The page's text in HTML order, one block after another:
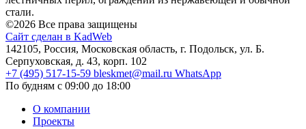
стали.
©2026 Все права защищены
Сайт сделан в KadWeb
142105, Россия, Московская область, г. Подольск, ул. Б.
Серпуховская, д. 43, корп. 102
+7 (495) 517-15-59 bleskmet@mail.ru WhatsApp
По будням с 09:00 до 18:00
О компании
Проекты